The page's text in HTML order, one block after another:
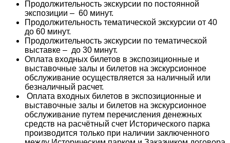
Продолжительность экскурсии по постоянной
экспозиции – 60 минут.
Продолжительность тематической экскурсии от 40
до 60 минут.
Продолжительность экскурсии по тематической
выставке – до 30 минут.
Оплата входных билетов в экспозиционные и
выставочные залы и билетов на экскурсионное
обслуживание осуществляется за наличный или
безналичный расчет.
Оплата входных билетов в экспозиционные и
выставочные залы и билетов на экскурсионное
обслуживание путем перечисления денежных
средств на расчётный счет Исторического парка
производится только при наличии заключенного